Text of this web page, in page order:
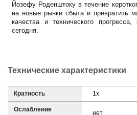
Йозефу Роденштоку в течение
на новые рынки сбыта и превратить
качества и технического
сегодня.
Технические характеристики
Кратность 1х
Ослабление
нет